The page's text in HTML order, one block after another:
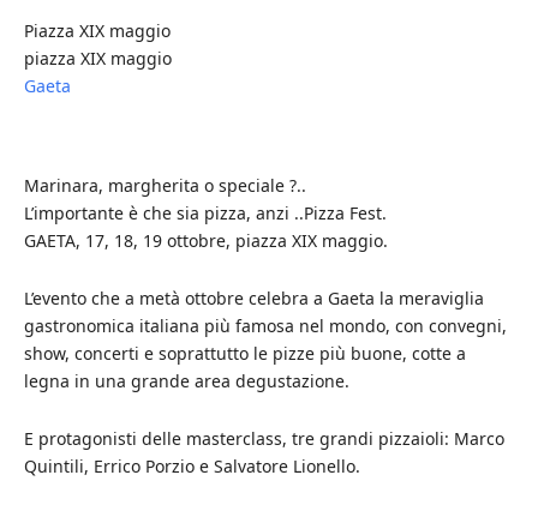
Piazza XIX maggio
piazza XIX maggio
Gaeta
Marinara, margherita o speciale ?..
L’importante è che sia pizza, anzi ..Pizza Fest.
GAETA, 17, 18, 19 ottobre, piazza XIX maggio.
L’evento che a metà ottobre celebra a Gaeta la meraviglia
gastronomica italiana più famosa nel mondo, con convegni,
show, concerti e soprattutto le pizze più buone, cotte a
legna in una grande area degustazione.
E protagonisti delle masterclass, tre grandi pizzaioli: Marco
Quintili, Errico Porzio e Salvatore Lionello.